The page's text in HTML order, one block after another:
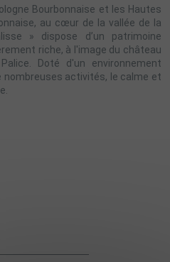
Bourbonnaise et les Hautes
au cœur de la vallée de la
» dispose d’un patrimoine
riche, à l'image du château
Doté d'un environnement
nombreuses activités, le calme et